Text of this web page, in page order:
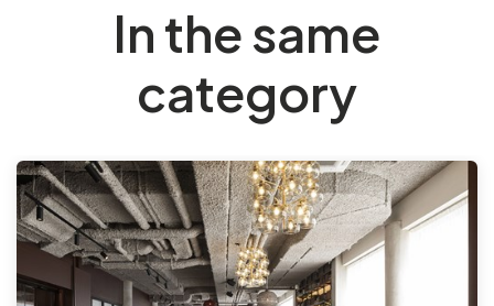
In the same
category